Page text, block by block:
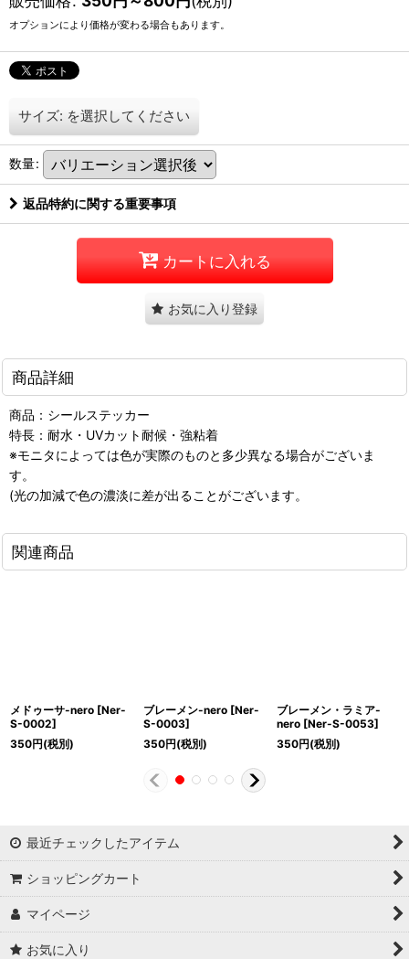
オプションにより価格が変わる場合もあります。
サイズ: を選択してください
数量:
返品特約に関する重要事項
カートに入れる
お気に入り登録
商品詳細
商品：シールステッカー
特長：耐水・UVカット耐候・強粘着
※モニタによっては色が実際のものと多少異なる場合がございま
す。
(光の加減で色の濃淡に差が出ることがございます。
関連商品
メドゥーサ-nero [Ner-
S-0002]
350円(税別)
ブレーメン-nero [Ner-
S-0003]
350円(税別)
ブレーメン・ラミア-
nero [Ner-S-0053]
350円(税別)
最近チェックしたアイテム
ショッピングカート
マイページ
お気に入り